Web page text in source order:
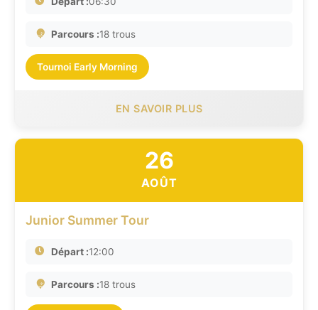
Parcours :18 trous
Tournoi Early Morning
EN SAVOIR PLUS
26
AOÛT
Junior Summer Tour
Départ :12:00
Parcours :18 trous